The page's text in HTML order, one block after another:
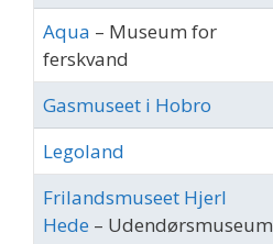
Aqua – Museum for
ferskvand
Gasmuseet i Hobro
Legoland
Frilandsmuseet Hjerl
Hede – Udendørsmuseum